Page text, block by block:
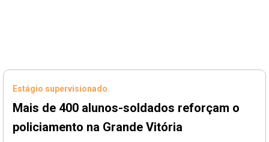
Estágio supervisionado
Mais de 400 alunos-soldados reforçam o
policiamento na Grande Vitória